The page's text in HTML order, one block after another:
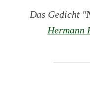
Das Gedicht "
Hermann